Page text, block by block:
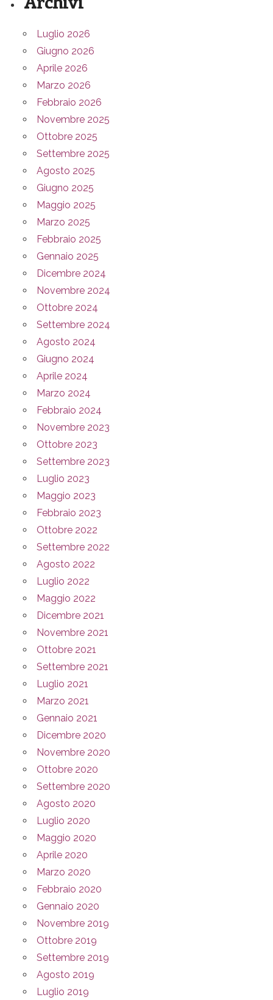
Luglio 2026
Giugno 2026
Aprile 2026
Marzo 2026
Febbraio 2026
Novembre 2025
Ottobre 2025
Settembre 2025
Agosto 2025
Giugno 2025
Maggio 2025
Marzo 2025
Febbraio 2025
Gennaio 2025
Dicembre 2024
Novembre 2024
Ottobre 2024
Settembre 2024
Agosto 2024
Giugno 2024
Aprile 2024
Marzo 2024
Febbraio 2024
Novembre 2023
Ottobre 2023
Settembre 2023
Luglio 2023
Maggio 2023
Febbraio 2023
Ottobre 2022
Settembre 2022
Agosto 2022
Luglio 2022
Maggio 2022
Dicembre 2021
Novembre 2021
Ottobre 2021
Settembre 2021
Luglio 2021
Marzo 2021
Gennaio 2021
Dicembre 2020
Novembre 2020
Ottobre 2020
Settembre 2020
Agosto 2020
Luglio 2020
Maggio 2020
Aprile 2020
Marzo 2020
Febbraio 2020
Gennaio 2020
Novembre 2019
Ottobre 2019
Settembre 2019
Agosto 2019
Luglio 2019